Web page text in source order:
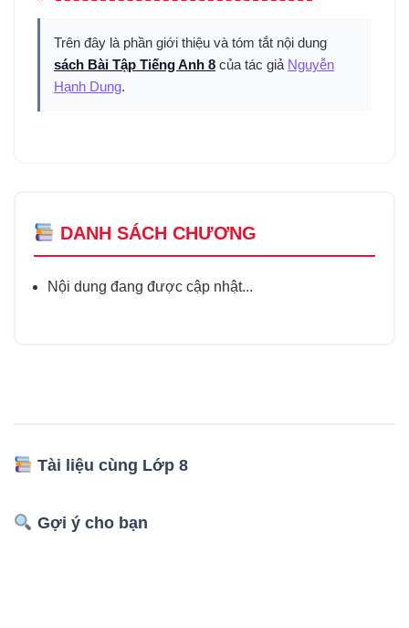
Trên đây là phần giới thiệu và tóm tắt nội dung
sách Bài Tập Tiếng Anh 8 của tác giả Nguyễn
Hạnh Dung.
DANH SÁCH CHƯƠNG
Nội dung đang được cập nhật...
Tài liệu cùng Lớp 8
Gợi ý cho bạn